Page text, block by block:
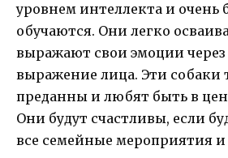
уровнем интеллекта и очень
обучаются. Они легко
выражают свои эмоции
выражение лица. Эти собаки
преданны и любят быть в
Они будут счастливы, если
все семейные мероприятия